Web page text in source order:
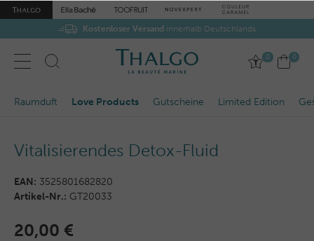
Kostenloser Versand innerhalb Deutschlands
0 0
Love Products Gutscheine Limited Edition
Raumduft
Vitalisierendes Detox-Fluid
EAN: 3525801682820
Artikel-Nr.: GT20033
20,00 €